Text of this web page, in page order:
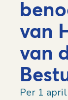
van
van
Per 1